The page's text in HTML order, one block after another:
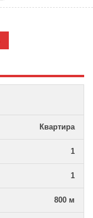
Квартира
1
1
800 м